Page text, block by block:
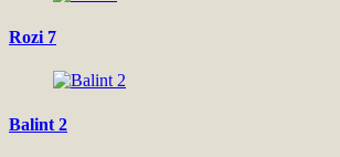
Rozi 7
Balint 2